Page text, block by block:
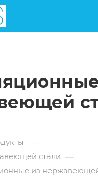
—
стали —
из